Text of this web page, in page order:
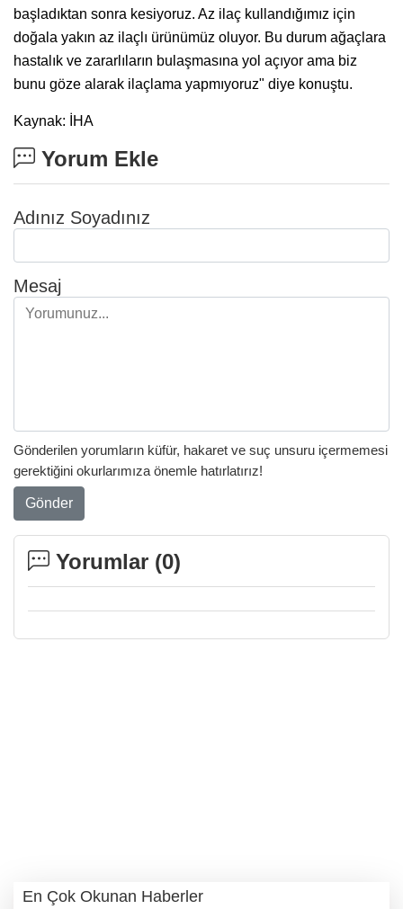
başladıktan sonra kesiyoruz. Az ilaç kullandığımız için
doğala yakın az ilaçlı ürünümüz oluyor. Bu durum ağaçlara
hastalık ve zararlıların bulaşmasına yol açıyor ama biz
bunu göze alarak ilaçlama yapmıyoruz" diye konuştu.
Kaynak: İHA
Yorum Ekle
Adınız Soyadınız
Mesaj
Gönderilen yorumların küfür, hakaret ve suç unsuru içermemesi
gerektiğini okurlarımıza önemle hatırlatırız!
Gönder
Yorumlar (0)
En Çok Okunan Haberler